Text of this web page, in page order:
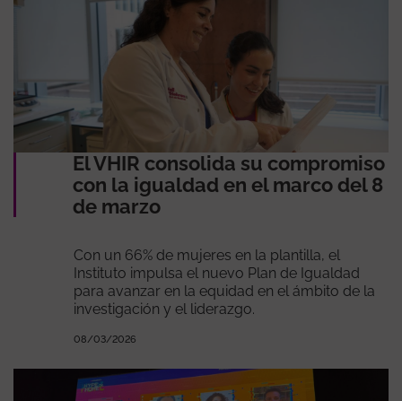
El VHIR consolida su compromiso
con la igualdad en el marco del 8
de marzo
Con un 66% de mujeres en la plantilla, el
Instituto impulsa el nuevo Plan de Igualdad
para avanzar en la equidad en el ámbito de la
investigación y el liderazgo.
08/03/2026